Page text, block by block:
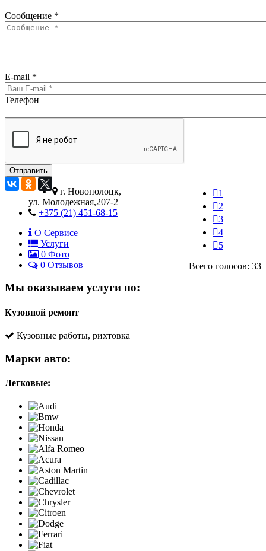
Сообщение *
E-mail *
Телефон
1
2
3
4
5
Всего голосов: 33
г. Новополоцк,
ул. Молодежная,207-2
+375 (21) 451-68-15
О Сервисе
Услуги
0 Фото
0 Отзывов
Мы оказываем услуги по:
Кузовной ремонт
Кузовные работы, рихтовка
Марки авто:
Легковые: